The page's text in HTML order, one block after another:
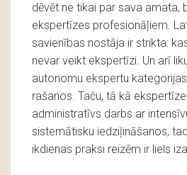
dēvēt ne tikai par sava amata,
ekspertīzes profesionāļiem.
savienības nostāja ir strikta:
nevar veikt ekspertīzi. Un arī
autonomu ekspertu
rašanos. Taču, tā kā
administratīvs darbs ar
sistemātisku iedziļināšanos,
ikdienas praksi reizēm ir liels